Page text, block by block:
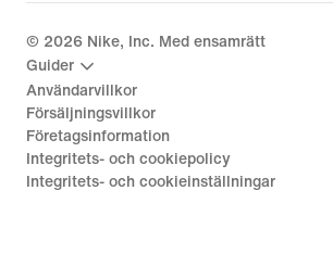
© 2026 Nike, Inc. Med ensamrätt
Guider
Användarvillkor
Försäljningsvillkor
Företagsinformation
Integritets- och cookiepolicy
Integritets- och cookieinställningar